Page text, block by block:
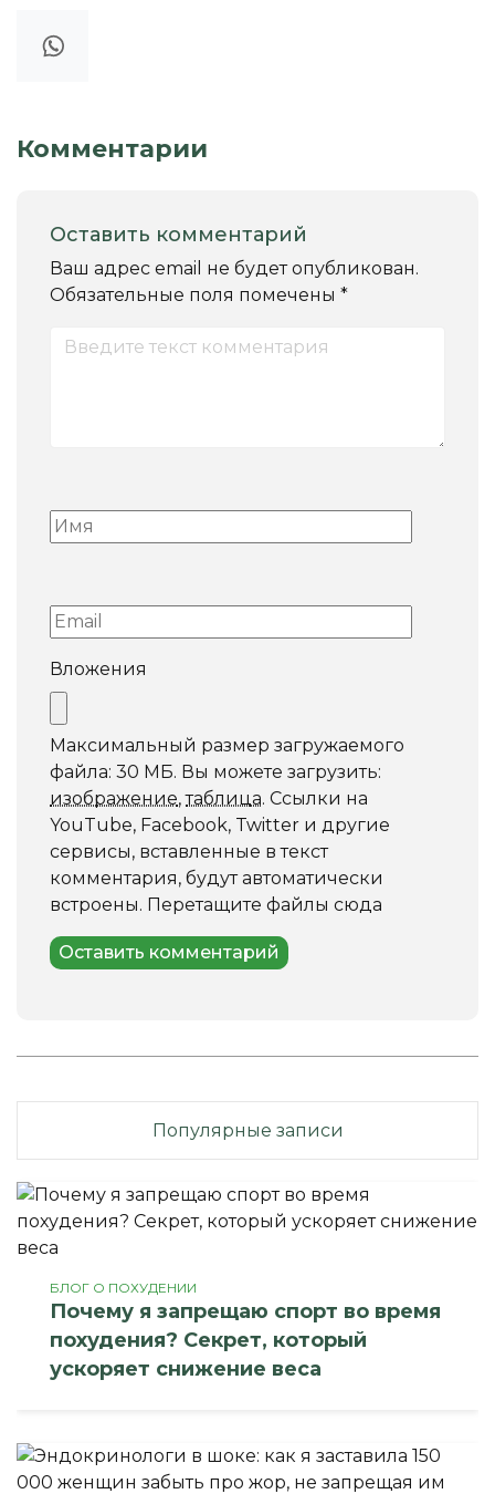
Комментарии
Оставить комментарий
Ваш адрес email не будет опубликован.
Обязательные поля помечены *
Вложения
Максимальный размер загружаемого
файла: 30 МБ. Вы можете загрузить:
изображение,таблица. Ссылки на
YouTube, Facebook, Twitter и другие
сервисы, вставленные в текст
комментария, будут автоматически
встроены. Перетащите файлы сюда
Популярные записи
БЛОГ О ПОХУДЕНИИ
Почему я запрещаю спорт во время
похудения? Секрет, который
ускоряет снижение веса